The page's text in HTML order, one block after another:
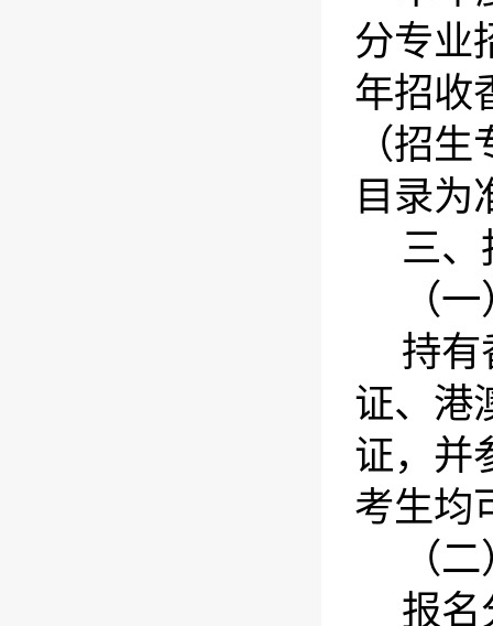
分专业
年招收
（招
目录为
三、
（
持有
证、港
证，并
考生均
（
报名